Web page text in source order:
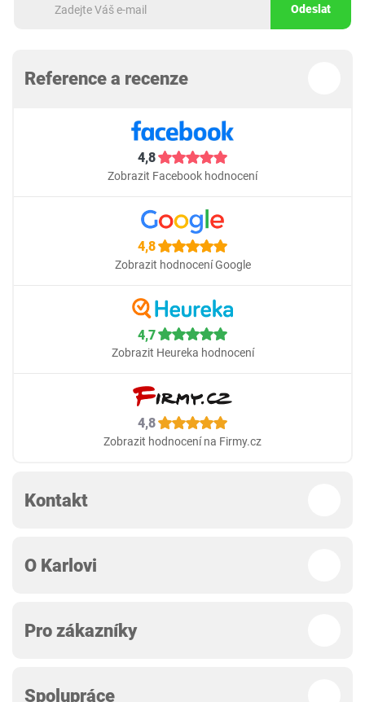
Odeslat
Reference a recenze
4,8
Zobrazit Facebook hodnocení
4,8
Zobrazit hodnocení Google
4,7
Zobrazit Heureka hodnocení
4,8
Zobrazit hodnocení na Firmy.cz
Kontakt
O Karlovi
Pro zákazníky
Spolupráce